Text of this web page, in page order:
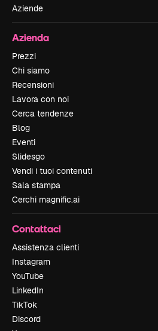
Aziende
Azienda
Prezzi
Chi siamo
Recensioni
Lavora con noi
Cerca tendenze
Blog
Eventi
Slidesgo
Vendi i tuoi contenuti
Sala stampa
Cerchi magnific.ai
Contattaci
Assistenza clienti
Instagram
YouTube
LinkedIn
TikTok
Discord